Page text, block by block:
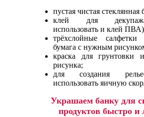
пустая чистая стеклянная
клей для
использовать и клей
трёхслойные
бумага с нужным
краска для грунтовки
рисунка;
для создания
использовать яичную
Украшаем банку для
продуктов быстро и